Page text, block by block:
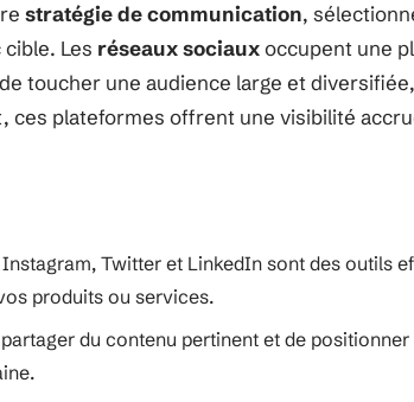
stratégie de communication,
Les réseaux sociauxoccupent une
toucher une audience large et
ces plateformes offrent une visibilité
Twitter et LinkedIn sont des outils
produits ou services.
du contenu pertinent et de